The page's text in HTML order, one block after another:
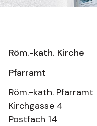
Röm.-kath. Kirche
Pfarramt
Röm.-kath. Pfarramt
Kirchgasse 4
Postfach 14